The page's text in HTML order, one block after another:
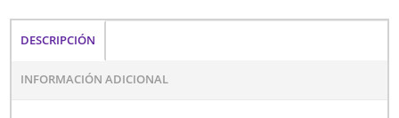
DESCRIPCIÓN
INFORMACIÓN ADICIONAL